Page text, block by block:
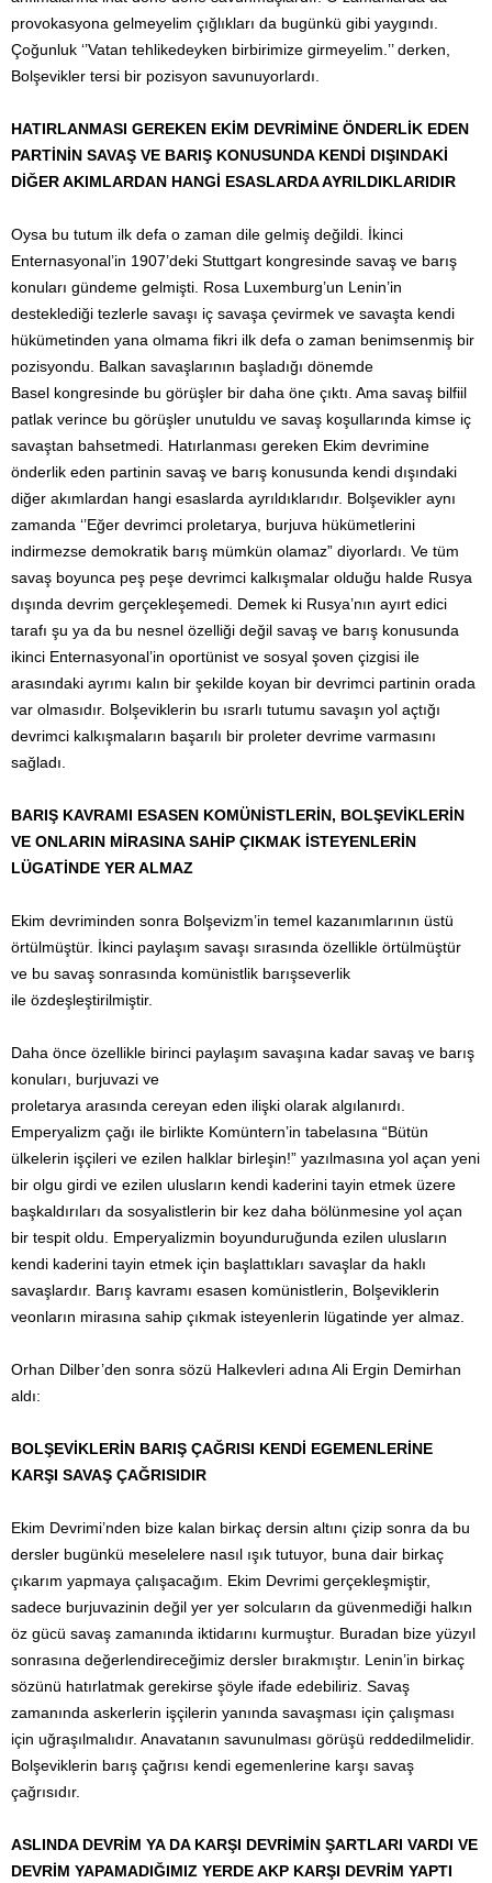
provokasyona gelmeyelim çığlıkları da bugünkü gibi yaygındı.
Çoğunluk ‘’Vatan tehlikedeyken birbirimize girmeyelim.’’ derken,
Bolşevikler tersi bir pozisyon savunuyorlardı.
HATIRLANMASI GEREKEN EKİM DEVRİMİNE ÖNDERLİK EDEN
PARTİNİN SAVAŞ VE BARIŞ KONUSUNDA KENDİ DIŞINDAKİ
DİĞER AKIMLARDAN HANGİ ESASLARDA AYRILDIKLARIDIR
Oysa bu tutum ilk defa o zaman dile gelmiş değildi. İkinci
Enternasyonal’in 1907’deki Stuttgart kongresinde savaş ve barış
konuları gündeme gelmişti. Rosa Luxemburg’un Lenin’in
desteklediği tezlerle savaşı iç savaşa çevirmek ve savaşta kendi
hükümetinden yana olmama fikri ilk defa o zaman benimsenmiş bir
pozisyondu. Balkan savaşlarının başladığı dönemde
Basel kongresinde bu görüşler bir daha öne çıktı. Ama savaş bilfiil
patlak verince bu görüşler unutuldu ve savaş koşullarında kimse iç
savaştan bahsetmedi. Hatırlanması gereken Ekim devrimine
önderlik eden partinin savaş ve barış konusunda kendi dışındaki
diğer akımlardan hangi esaslarda ayrıldıklarıdır. Bolşevikler aynı
zamanda ‘’Eğer devrimci proletarya, burjuva hükümetlerini
indirmezse demokratik barış mümkün olamaz” diyorlardı. Ve tüm
savaş boyunca peş peşe devrimci kalkışmalar olduğu halde Rusya
dışında devrim gerçekleşemedi. Demek ki Rusya’nın ayırt edici
tarafı şu ya da bu nesnel özelliği değil savaş ve barış konusunda
ikinci Enternasyonal’in oportünist ve sosyal şoven çizgisi ile
arasındaki ayrımı kalın bir şekilde koyan bir devrimci partinin orada
var olmasıdır. Bolşeviklerin bu ısrarlı tutumu savaşın yol açtığı
devrimci kalkışmaların başarılı bir proleter devrime varmasını
sağladı.
BARIŞ KAVRAMI ESASEN KOMÜNİSTLERİN, BOLŞEVİKLERİN
VE ONLARIN MİRASINA SAHİP ÇIKMAK İSTEYENLERİN
LÜGATİNDE YER ALMAZ
Ekim devriminden sonra Bolşevizm’in temel kazanımlarının üstü
örtülmüştür. İkinci paylaşım savaşı sırasında özellikle örtülmüştür
ve bu savaş sonrasında komünistlik barışseverlik
ile özdeşleştirilmiştir.
Daha önce özellikle birinci paylaşım savaşına kadar savaş ve barış
konuları, burjuvazi ve
proletarya arasında cereyan eden ilişki olarak algılanırdı.
Emperyalizm çağı ile birlikte Komüntern’in tabelasına “Bütün
ülkelerin işçileri ve ezilen halklar birleşin!” yazılmasına yol açan yeni
bir olgu girdi ve ezilen ulusların kendi kaderini tayin etmek üzere
başkaldırıları da sosyalistlerin bir kez daha bölünmesine yol açan
bir tespit oldu. Emperyalizmin boyunduruğunda ezilen ulusların
kendi kaderini tayin etmek için başlattıkları savaşlar da haklı
savaşlardır. Barış kavramı esasen komünistlerin, Bolşeviklerin
veonların mirasına sahip çıkmak isteyenlerin lügatinde yer almaz.
Orhan Dilber’den sonra sözü Halkevleri adına Ali Ergin Demirhan
aldı:
BOLŞEVİKLERİN BARIŞ ÇAĞRISI KENDİ EGEMENLERİNE
KARŞI SAVAŞ ÇAĞRISIDIR
Ekim Devrimi’nden bize kalan birkaç dersin altını çizip sonra da bu
dersler bugünkü meselelere nasıl ışık tutuyor, buna dair birkaç
çıkarım yapmaya çalışacağım. Ekim Devrimi gerçekleşmiştir,
sadece burjuvazinin değil yer yer solcuların da güvenmediği halkın
öz gücü savaş zamanında iktidarını kurmuştur. Buradan bize yüzyıl
sonrasına değerlendireceğimiz dersler bırakmıştır. Lenin’in birkaç
sözünü hatırlatmak gerekirse şöyle ifade edebiliriz. Savaş
zamanında askerlerin işçilerin yanında savaşması için çalışması
için uğraşılmalıdır. Anavatanın savunulması görüşü reddedilmelidir.
Bolşeviklerin barış çağrısı kendi egemenlerine karşı savaş
çağrısıdır.
ASLINDA DEVRİM YA DA KARŞI DEVRİMİN ŞARTLARI VARDI VE
DEVRİM YAPAMADIĞIMIZ YERDE AKP KARŞI DEVRİM YAPTI